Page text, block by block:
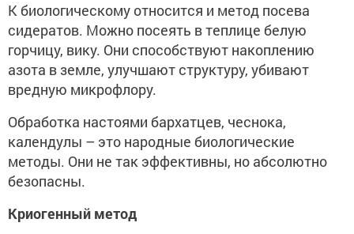
К биологическому относится и метод посева
сидератов. Можно посеять в теплице белую
горчицу, вику. Они способствуют накоплению
азота в земле, улучшают структуру, убивают
вредную микрофлору.
Обработка настоями бархатцев, чеснока,
календулы – это народные биологические
методы. Они не так эффективны, но абсолютно
безопасны.
Криогенный метод